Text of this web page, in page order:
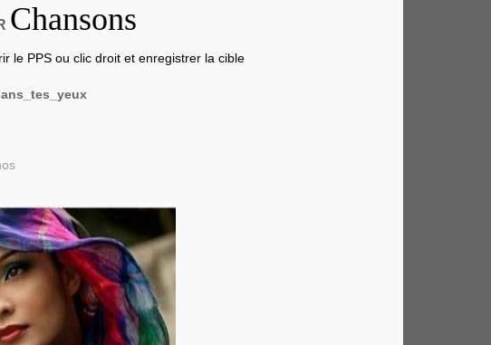
Chansons
le PPS ou clic droit et enregistrer la cible